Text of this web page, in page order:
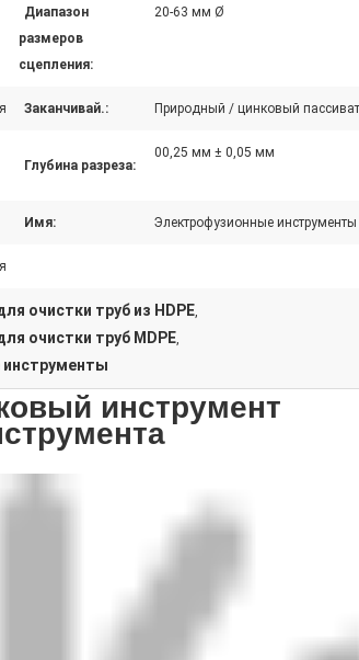
Диапазон
размеров
сцепления:
20-63 мм Ø
Заканчивай.: Природный / цинковый
Глубина разреза:
00,25 мм ± 0,05 мм
Имя: Электрофузионные инструменты
очистки труб из HDPE,
очистки труб MDPE,
инструменты
инструмент